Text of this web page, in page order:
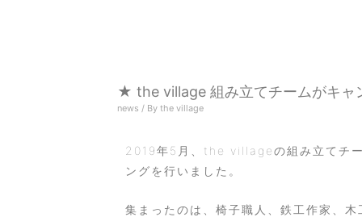
★ the village 組み立てチームがキャ
news / Bythe village
2019年5月、the villageの組み立てチ
ングを行いました。
集まったのは、椅子職人、鉄工作家、